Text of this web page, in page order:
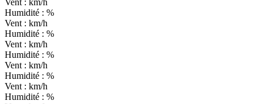
Humidité : %
Vent : km/h
Humidité : %
Vent : km/h
Humidité : %
Vent : km/h
Humidité : %
Vent : km/h
Humidité : %